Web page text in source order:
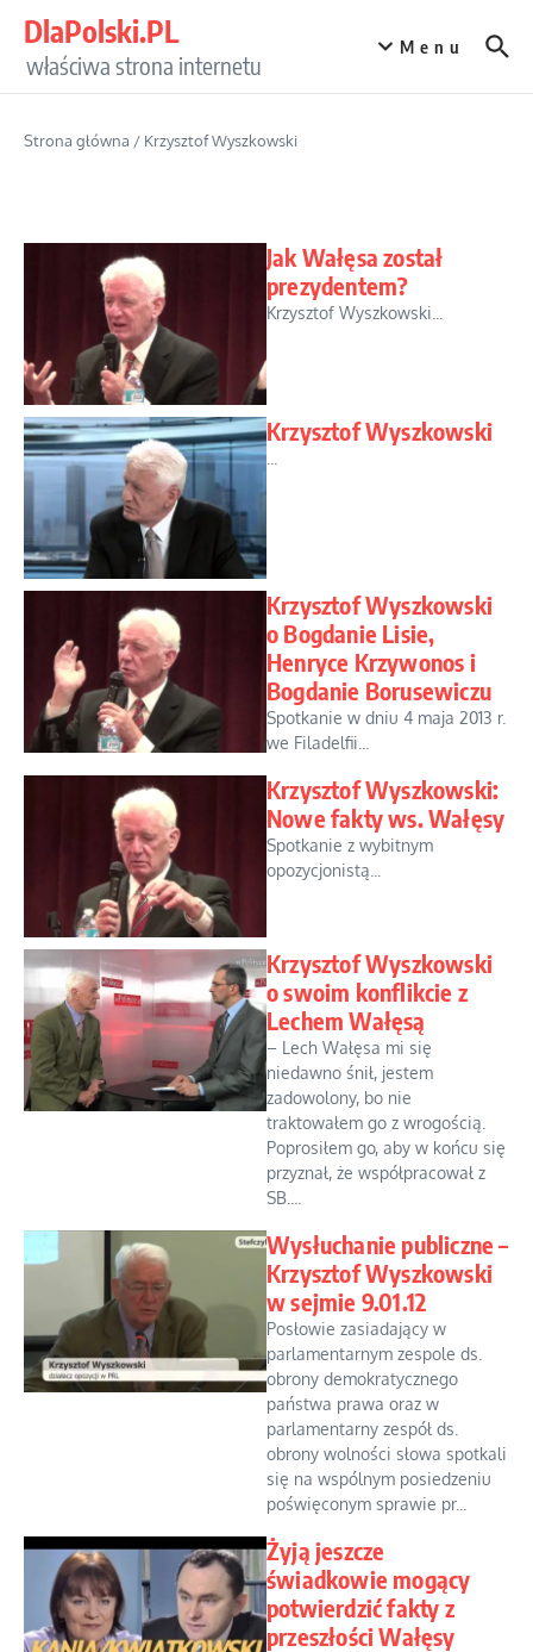
DlaPolski.PL
właściwa strona internetu
Menu
Strona główna / Krzysztof Wyszkowski
Jak Wałęsa został
prezydentem?
Krzysztof Wyszkowski...
Krzysztof Wyszkowski
Krzysztof Wyszkowski
o Bogdanie Lisie,
Henryce Krzywonos i
Bogdanie Borusewiczu
Spotkanie w dniu 4 maja 2013 r.
we Filadelfii...
Krzysztof Wyszkowski:
Nowe fakty ws. Wałęsy
Spotkanie z wybitnym
opozycjonistą...
Krzysztof Wyszkowski
o swoim konflikcie z
Lechem Wałęsą
– Lech Wałęsa mi się
niedawno śnił, jestem
zadowolony, bo nie
traktowałem go z wrogością.
Poprosiłem go, aby w końcu się
przyznał, że współpracował z
SB....
Wysłuchanie publiczne –
Krzysztof Wyszkowski
w sejmie 9.01.12
Posłowie zasiadający w
parlamentarnym zespole ds.
obrony demokratycznego
państwa prawa oraz w
parlamentarny zespół ds.
obrony wolności słowa spotkali
się na wspólnym posiedzeniu
poświęconym sprawie pr...
Żyją jeszcze
świadkowie mogący
potwierdzić fakty z
przeszłości Wałęsy